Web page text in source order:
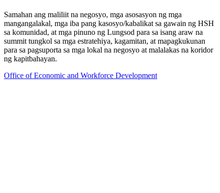
Samahan ang maliliit na negosyo, mga asosasyon ng mga
mangangalakal, mga iba pang kasosyo/kabalikat sa gawain ng HSH
sa komunidad, at mga pinuno ng Lungsod para sa isang araw na
summit tungkol sa mga estratehiya, kagamitan, at mapagkukunan
para sa pagsuporta sa mga lokal na negosyo at malalakas na koridor
ng kapitbahayan.
Office of Economic and Workforce Development